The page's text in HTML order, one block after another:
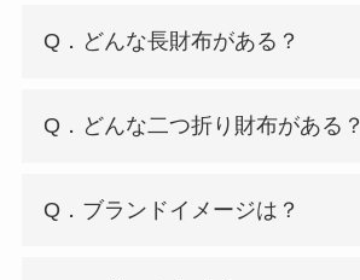
Q．どんな長財布がある？
Q．どんな二つ折り財布がある？
Q．ブランドイメージは？